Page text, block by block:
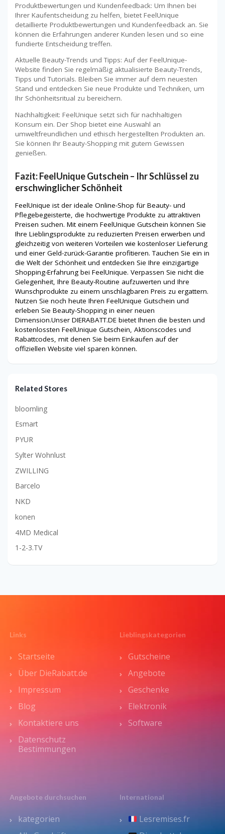
Produktbewertungen und Kundenfeedback: Um Ihnen bei
Ihrer Kaufentscheidung zu helfen, bietet FeelUnique
detaillierte Produktbewertungen und Kundenfeedback an. Sie
können die Erfahrungen anderer Kunden lesen und so eine
fundierte Entscheidung treffen.
Aktuelle Beauty-Trends und Tipps: Auf der FeelUnique-
Website finden Sie regelmäßig aktualisierte Beauty-Trends,
Tipps und Tutorials. Bleiben Sie immer auf dem neuesten
Stand und entdecken Sie neue Produkte und Techniken, um
Ihr Schönheitsritual zu bereichern.
Nachhaltigkeit: FeelUnique setzt sich für nachhaltigen
Konsum ein. Der Shop bietet eine Auswahl an
umweltfreundlichen und ethisch hergestellten Produkten an.
Sie können Ihr Beauty-Shopping mit gutem Gewissen
genießen.
Fazit: FeelUnique Gutschein – Ihr Schlüssel zu
erschwinglicher Schönheit
FeelUnique ist der ideale Online-Shop für Beauty- und
Pflegebegeisterte, die hochwertige Produkte zu attraktiven
Preisen suchen. Mit einem FeelUnique Gutschein können Sie
Ihre Lieblingsprodukte zu reduzierten Preisen erwerben und
gleichzeitig von weiteren Vorteilen wie kostenloser Lieferung
und einer Geld-zurück-Garantie profitieren. Tauchen Sie ein in
die Welt der Schönheit und entdecken Sie Ihre einzigartige
Shopping-Erfahrung bei FeelUnique. Verpassen Sie nicht die
Gelegenheit, Ihre Beauty-Routine aufzuwerten und Ihre
Wunschprodukte zu einem unschlagbaren Preis zu ergattern.
Nutzen Sie noch heute Ihren FeelUnique Gutschein und
erleben Sie Beauty-Shopping in einer neuen
Dimension.Unser DIERABATT.DE bietet Ihnen die besten und
kostenlossten FeelUnique Gutschein, Aktionscodes und
Rabattcodes, mit denen Sie beim Einkaufen auf der
offiziellen Website viel sparen können.
Related Stores
bloomling
Esmart
PYUR
Sylter Wohnlust
ZWILLING
Barcelo
NKD
konen
4MD Medical
1-2-3.TV
Links
Startseite
Über DieRabatt.de
Impressum
Blog
Kontaktiere uns
Datenschutz
Bestimmungen
Lieblingskategorien
Gutscheine
Angebote
Geschenke
Elektronik
Software
Angebote durchsuchen
kategorien
International
Lesremises.fr